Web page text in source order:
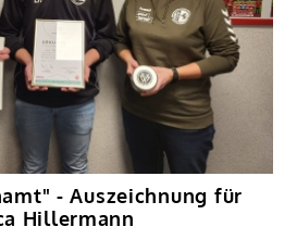
- Auszeichnung für
Hillermann